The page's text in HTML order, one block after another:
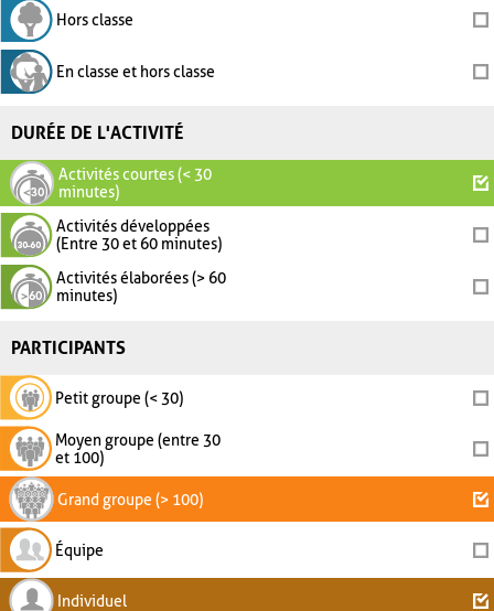
Hors classe
En classe et hors classe
DURÉE DE L'ACTIVITÉ
Activités courtes (< 30
minutes)
Activités développées
(Entre 30 et 60 minutes)
Activités élaborées (> 60
minutes)
PARTICIPANTS
Petit groupe (< 30)
Moyen groupe (entre 30
et 100)
Grand groupe (> 100)
Équipe
Individuel